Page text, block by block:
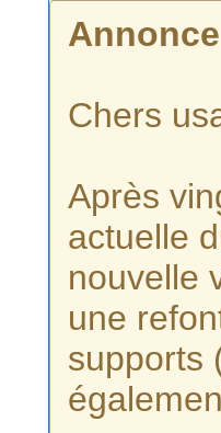
Annonce
Chers
Après
actuelle
nouvelle
une
supports